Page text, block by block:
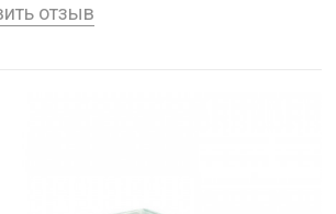
отзыв